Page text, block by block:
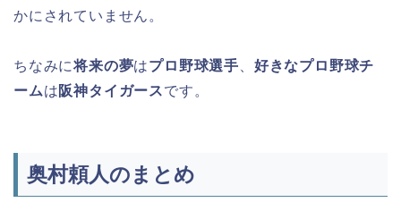
かにされていません。
ちなみに将来の夢はプロ野球選手
好きなプロ野球チ
ームは阪神タイガースです。
奥村頼人のまとめ